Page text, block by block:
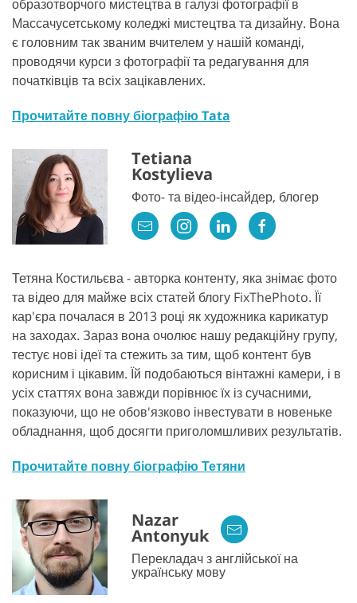
образотворчого мистецтва в галузі фотографії в
Массачусетському коледжі мистецтва та дизайну. Вона
є головним так званим вчителем у нашій команді,
проводячи курси з фотографії та редагування для
початківців та всіх зацікавлених.
Прочитайте повну біографію Tata
Tetiana
Kostylieva
Фото- та відео-інсайдер, блогер
Тетяна Костильєва - авторка контенту, яка знімає фото
та відео для майже всіх статей блогу FixThePhoto. Її
кар'єра почалася в 2013 році як художника карикатур
на заходах. Зараз вона очолює нашу редакційну групу,
тестує нові ідеї та стежить за тим, щоб контент був
корисним і цікавим. Їй подобаються вінтажні камери, і в
усіх статтях вона завжди порівнює їх із сучасними,
показуючи, що не обов'язково інвестувати в новеньке
обладнання, щоб досягти приголомшливих результатів.
Прочитайте повну біографію Тетяни
Nazar
Antonyuk
Перекладач з англійської на
українську мову